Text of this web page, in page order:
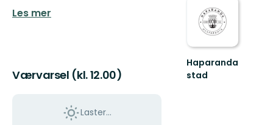
Les mer
Værvarsel (kl. 12.00)
Laster…
Haparanda
stad